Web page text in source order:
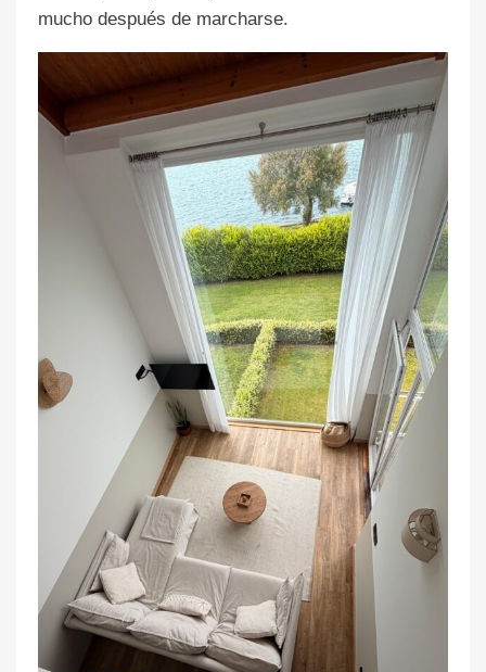
mucho después de marcharse.